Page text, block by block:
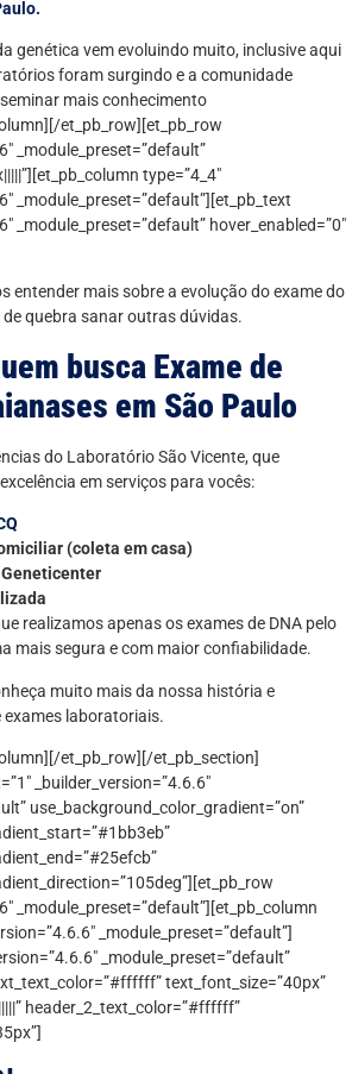
genética vem evoluindo muito, inclusive aqui
foram surgindo e a comunidade
mais conhecimento
et_pb_row][et_pb_row
_module_preset=”default”
type=”4_4″
_module_preset=”default”][et_pb_text
_module_preset=”default” hover_enabled=”0″
entender mais sobre a evolução do exame do
de quebra sanar outras dúvidas.
busca Exame de
em São Paulo
do Laboratório São Vicente, que
em serviços para vocês:
(coleta em casa)
realizamos apenas os exames de DNA pelo
mais segura e com maior confiabilidade.
muito mais da nossa história e
exames laboratoriais.
et_pb_row][/et_pb_section]
_builder_version=”4.6.6″
use_background_color_gradient=”on”
_module_preset=”default”][et_pb_column
_module_preset=”default”]
_module_preset=”default”
text_font_size=”40px”
header_2_text_color=”#ffffff”